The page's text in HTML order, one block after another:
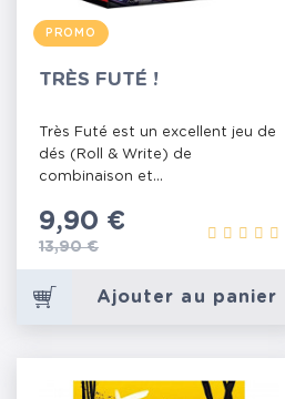
PROMO
TRÈS FUTÉ !
Très Futé est un excellent jeu de
dés (Roll & Write) de
combinaison et...
Prix
9,90 €
Prix de base
13,90 €
Ajouter au panier